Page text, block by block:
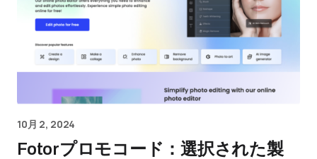
10月 2, 2024
Fotorプロモコード：選択された製